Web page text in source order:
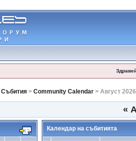
Събития> Community Calendar> Август 2026
«
Календар на събитията